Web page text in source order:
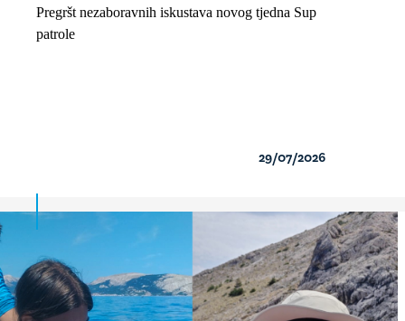
Pregršt nezaboravnih iskustava novog tjedna Sup
patrole
29/07/2026